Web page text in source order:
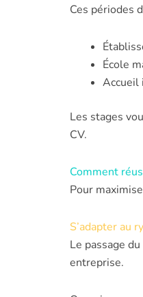
Ces périodes
École
Accueil
Les stages
CV.
Comment
Pour
S’adapter au
Le passage
entreprise.